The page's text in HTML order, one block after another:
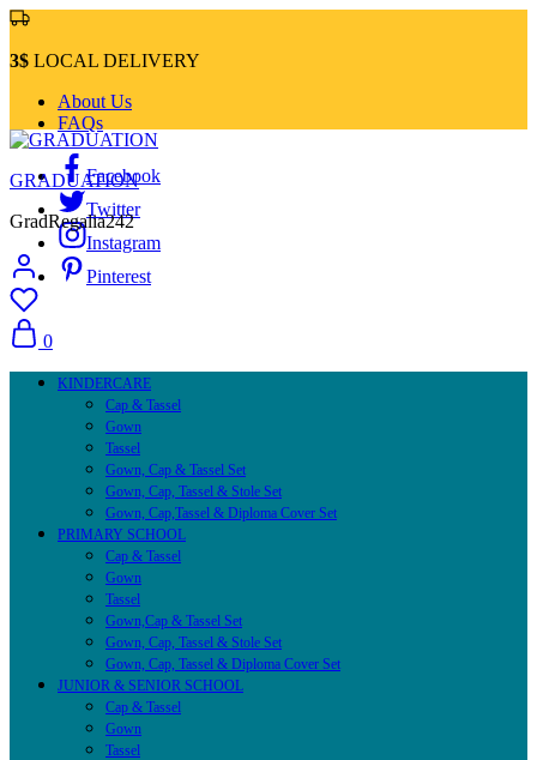
3$ LOCAL DELIVERY
About Us
FAQs
Facebook
Twitter
Instagram
Pinterest
GRADUATION
GradRegalia242
0
KINDERCARE
Cap & Tassel
Gown
Tassel
Gown, Cap & Tassel Set
Gown, Cap, Tassel & Stole Set
Gown, Cap,Tassel & Diploma Cover Set
PRIMARY SCHOOL
Cap & Tassel
Gown
Tassel
Gown,Cap & Tassel Set
Gown, Cap, Tassel & Stole Set
Gown, Cap, Tassel & Diploma Cover Set
JUNIOR & SENIOR SCHOOL
Cap & Tassel
Gown
Tassel